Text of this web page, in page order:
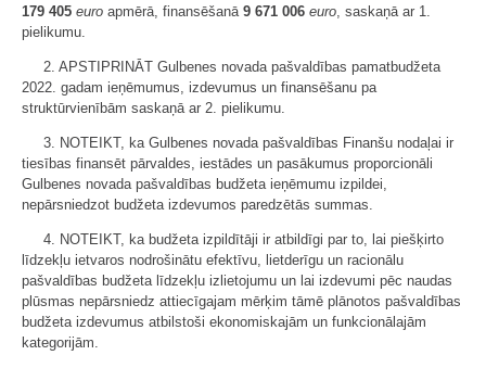
179 405 euro apmērā, finansēšanā 9 671 006 euro, saskaņā ar 1.
pielikumu.
2. APSTIPRINĀT Gulbenes novada pašvaldības pamatbudžeta
2022. gadam ieņēmumus, izdevumus un finansēšanu pa
struktūrvienībām saskaņā ar 2. pielikumu.
3. NOTEIKT, ka Gulbenes novada pašvaldības Finanšu nodaļai ir
tiesības finansēt pārvaldes, iestādes un pasākumus proporcionāli
Gulbenes novada pašvaldības budžeta ieņēmumu izpildei,
nepārsniedzot budžeta izdevumos paredzētās summas.
4. NOTEIKT, ka budžeta izpildītāji ir atbildīgi par to, lai piešķirto
līdzekļu ietvaros nodrošinātu efektīvu, lietderīgu un racionālu
pašvaldības budžeta līdzekļu izlietojumu un lai izdevumi pēc naudas
plūsmas nepārsniedz attiecīgajam mērķim tāmē plānotos pašvaldības
budžeta izdevumus atbilstoši ekonomiskajām un funkcionālajām
kategorijām.